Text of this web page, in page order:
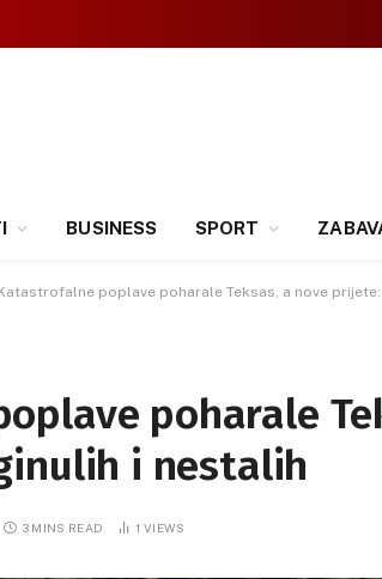
BUSINESS SPORT
poplave poharale Teksas, a nove
poharale
i nestalih
3 MINS READ 1VIEWS